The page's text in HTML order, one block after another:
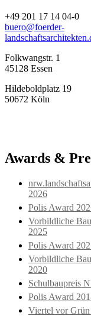
+49 201 17 14 04-0
buero@foerder-
Folkwangstr. 1
45128 Essen
Hildeboldplatz 19
50672 Köln
Awards &
2026
Polis Award
Vorbildliche
2025
Polis Award
Vorbildliche
2020
Schulbaupreis
Polis Award
Viertel vor